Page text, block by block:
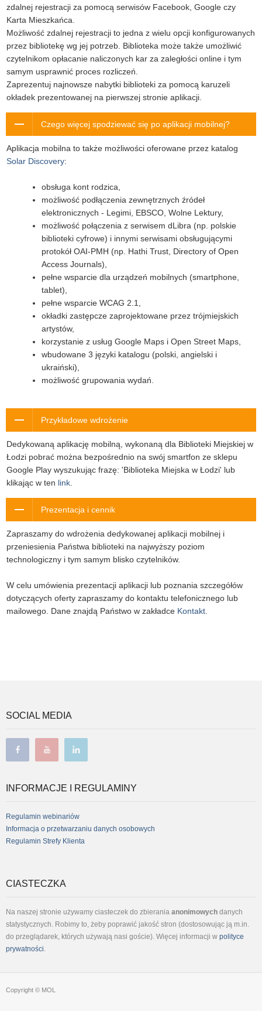
zdalnej rejestracji za pomocą serwisów Facebook, Google czy
Karta Mieszkańca.
Możliwość zdalnej rejestracji to jedna z wielu opcji konfigurowanych
przez bibliotekę wg jej potrzeb. Biblioteka może także umożliwić
czytelnikom opłacanie naliczonych kar za zaległości online i tym
samym usprawnić proces rozliczeń.
Zaprezentuj najnowsze nabytki biblioteki za pomocą karuzeli
okładek prezentowanej na pierwszej stronie aplikacji.
Czego więcej spodziewać się po aplikacji mobilnej?
Aplikacja mobilna to także możliwości oferowane przez katalog
Solar Discovery:
obsługa kont rodzica,
możliwość podłączenia zewnętrznych źródeł
elektronicznych - Legimi, EBSCO, Wolne Lektury,
możliwość połączenia z serwisem dLibra (np. polskie
biblioteki cyfrowe) i innymi serwisami obsługującymi
protokół OAI-PMH (np. Hathi Trust, Directory of Open
Access Journals),
pełne wsparcie dla urządzeń mobilnych (smartphone,
tablet),
pełne wsparcie WCAG 2.1,
okładki zastępcze zaprojektowane przez trójmiejskich
artystów,
korzystanie z usług Google Maps i Open Street Maps,
wbudowane 3 języki katalogu (polski, angielski i
ukraiński),
możliwość grupowania wydań.
Przykładowe wdrożenie
Dedykowaną aplikację mobilną, wykonaną dla Biblioteki Miejskiej w
Łodzi pobrać można bezpośrednio na swój smartfon ze sklepu
Google Play wyszukując frazę: 'Biblioteka Miejska w Łodzi' lub
klikając w ten link.
Prezentacja i cennik
Zapraszamy do wdrożenia dedykowanej aplikacji mobilnej i
przeniesienia Państwa biblioteki na najwyższy poziom
technologiczny i tym samym blisko czytelników.
W celu umówienia prezentacji aplikacji lub poznania szczegółów
dotyczących oferty zapraszamy do kontaktu telefonicznego lub
mailowego. Dane znajdą Państwo w zakładce Kontakt.
SOCIAL MEDIA
INFORMACJE I REGULAMINY
Regulamin webinariów
Informacja o przetwarzaniu danych osobowych
Regulamin Strefy Klienta
CIASTECZKA
Na naszej stronie używamy ciasteczek do zbierania anonimowych danych
statystycznych. Robimy to, żeby poprawić jakość stron (dostosowując ją m.in.
do przeglądarek, których używają nasi goście). Więcej informacji w polityce
prywatności.
Copyright © MOL